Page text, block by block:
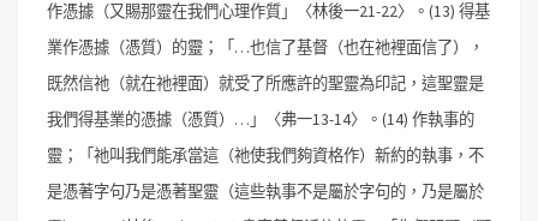
作憑據（又賜那靈在我們心理作質」〈林後一21-22〉。 (13) 得基
業作憑據（憑質）的靈；「…也信了基督（也在祂裡面信了），
既然信祂（就在祂裡面）就受了所應許的聖靈為印記，這聖靈是
我們得基業的憑據（憑質）…」〈弗一13-14〉。 (14) 作執事的
靈；「祂叫我們能承當這（祂使我們夠資格作）新約的執事，不
是憑著字句乃是憑著聖靈（這些執事不是屬於字句的，乃是屬於